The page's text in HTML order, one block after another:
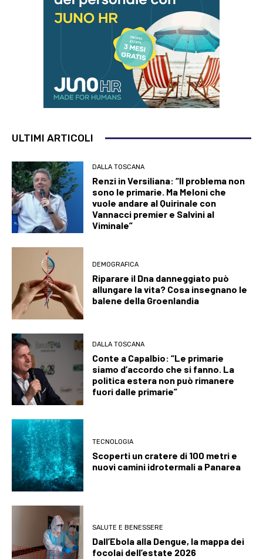
ULTIMI ARTICOLI
DALLA TOSCANA
Renzi in Versiliana: “Il problema non
sono le primarie. Ma Meloni che
vuole andare al Quirinale con
Vannacci premier e Salvini al
Viminale”
DEMOGRAFICA
Riparare il Dna danneggiato può
allungare la vita? Cosa insegnano le
balene della Groenlandia
DALLA TOSCANA
Conte a Capalbio: “Le primarie
siamo d’accordo che si fanno. La
politica estera non può rimanere
fuori dalle primarie”
TECNOLOGIA
Scoperti un cratere di 100 metri e
nuovi camini idrotermali a Panarea
SALUTE E BENESSERE
Dall’Ebola alla Dengue, la mappa dei
focolai dell’estate 2026